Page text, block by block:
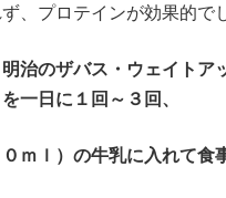
、プロテインが効果的で
治のザバス・ウェイトア
一日に１回～３回、
ｍｌ）の牛乳に入れて食